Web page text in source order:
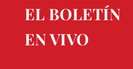
EL BOLETÍN
EN VIVO